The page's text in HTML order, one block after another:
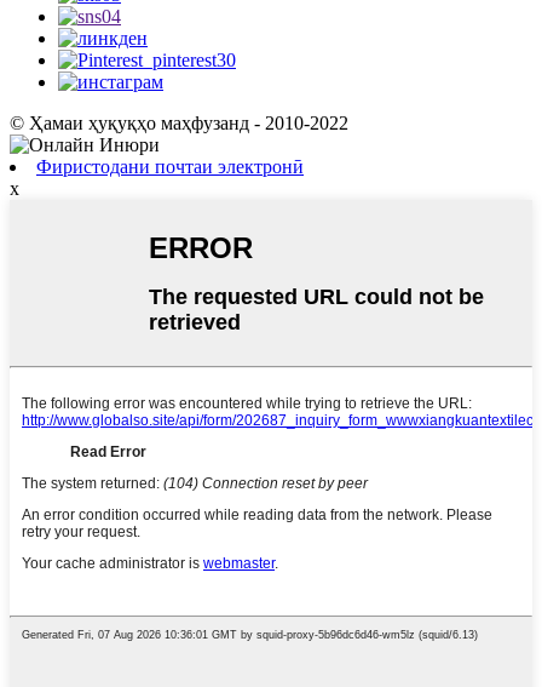
© Ҳамаи ҳуқуқҳо маҳфузанд - 2010-2022
Фиристодани почтаи электронӣ
x